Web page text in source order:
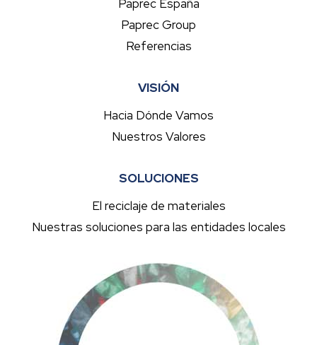
Paprec España
Paprec Group
Referencias
VISIÓN
Hacia Dónde Vamos
Nuestros Valores
SOLUCIONES
El reciclaje de materiales
Nuestras soluciones para las entidades locales